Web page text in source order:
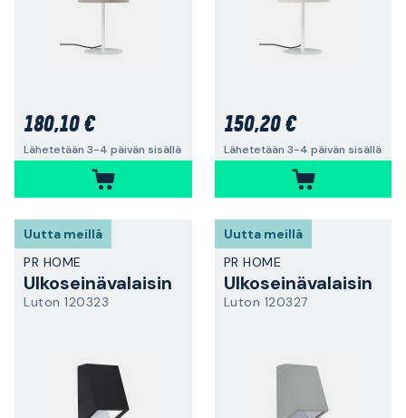
180,10 €
Lähetetään 3-4 päivän sisällä
150,20 €
Lähetetään 3-4 päivän sisällä
Uutta meillä
PR HOME
Ulkoseinävalaisin
Luton 120323
Uutta meillä
PR HOME
Ulkoseinävalaisin
Luton 120327